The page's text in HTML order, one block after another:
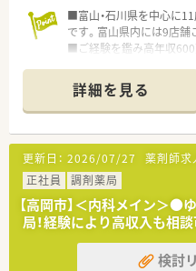
■富山・石川県を中心に
です。富山県内には9店舗
■ご経験を鑑み高年収
■通勤用にETCカードの
も負担なく通勤いただけま
詳細を見る
更新日： 2026/07/27 薬剤師求
正社員
調剤薬局
【高岡市】＜内科メイン＞●
局！経験により高収入も相談
検討